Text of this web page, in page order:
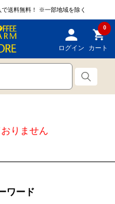
送料無料！ ※一部地域を除く
ログイン
0
カート
りません
ワード